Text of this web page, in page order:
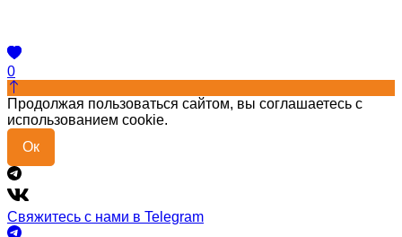
0
Продолжая пользоваться сайтом, вы соглашаетесь с
использованием cookie.
Ок
Свяжитесь с нами в Telegram